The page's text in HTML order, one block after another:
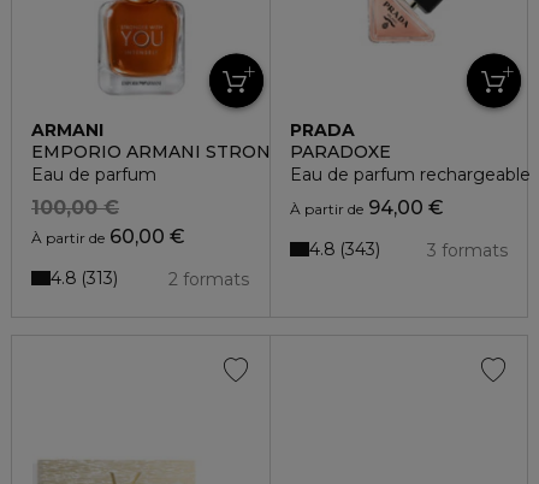
ARMANI
EMPORIO ARMANI STRONGER WITH YOU INTENSELY
Eau de parfum
À partir de 60,00 €
100,00 €
2 formats
4.8 313
PRADA
PARADOXE
Eau de parfum rechargeable
À partir de94,00 €
3 formats
4.8 343